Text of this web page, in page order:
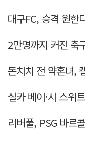
대구FC, 승격 원한
실카 베이·시 스위